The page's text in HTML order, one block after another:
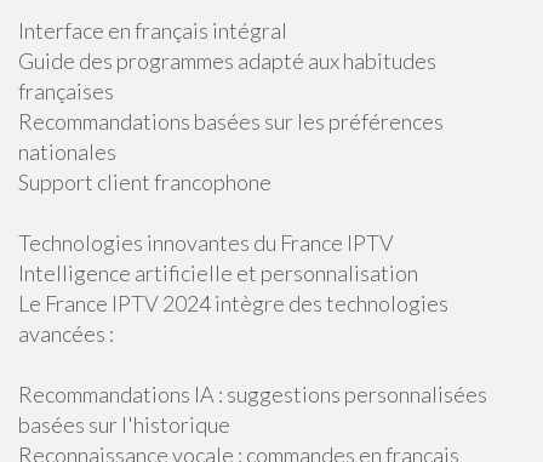
Interface en français intégral
Guide des programmes adapté aux habitudes
françaises
Recommandations basées sur les préférences
nationales
Support client francophone
Technologies innovantes du France IPTV
Intelligence artificielle et personnalisation
Le France IPTV 2024 intègre des technologies
avancées :
Recommandations IA : suggestions personnalisées
basées sur l'historique
Reconnaissance vocale : commandes en français